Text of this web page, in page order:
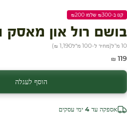
קנו ב-₪300 שלמו ₪200
בושם רול און מאסק
10 מ"ל (מחיר ל-100 מ״ל 1,190 ₪
)
מחיר מבצע
119 ₪
הוסף לעגלה
אספקה עד 4 ימי עסקים